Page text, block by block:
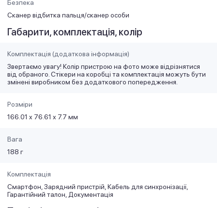
Безпека
Сканер відбитка пальця/сканер особи
Габарити, комплектація, колір
Комплектація (додаткова інформація)
Звертаємо увагу! Колір пристрою на фото може відрізнятися
від обраного. Стікери на коробці та комплектація можуть бути
змінені виробником без додаткового попередження.
Розміри
166.01 x 76.61 x 7.7 мм
Вага
188 г
Комплектація
Смартфон, Зарядний пристрій, Кабель для синхронізації,
Гарантійний талон, Документація